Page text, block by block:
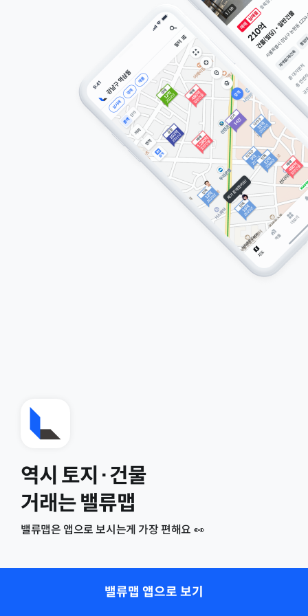
역시 토지·건물
거래는 밸류맵
밸류맵은 앱으로 보시는게 가장 편해요 👀
밸류맵 앱으로 보기